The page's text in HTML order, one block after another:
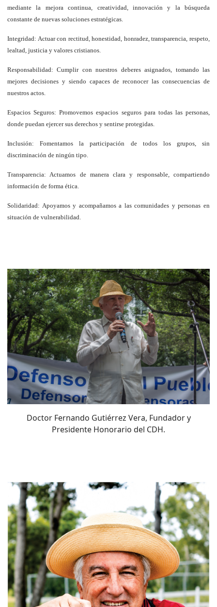
mediante la mejora continua, creatividad, innovación y la búsqueda
constante de nuevas soluciones estratégicas.
Integridad: Actuar con rectitud, honestidad, honradez, transparencia, respeto,
lealtad, justicia y valores cristianos.
Responsabilidad: Cumplir con nuestros deberes asignados, tomando las
mejores decisiones y siendo capaces de reconocer las consecuencias de
nuestros actos.
Espacios Seguros: Promovemos espacios seguros para todas las personas,
donde puedan ejercer sus derechos y sentirse protegidas.
Inclusión: Fomentamos la participación de todos los grupos, sin
discriminación de ningún tipo.
Transparencia: Actuamos de manera clara y responsable, compartiendo
información de forma ética.
Solidaridad: Apoyamos y acompañamos a las comunidades y personas en
situación de vulnerabilidad.
Doctor Fernando Gutiérrez Vera, Fundador y
Presidente Honorario del CDH.